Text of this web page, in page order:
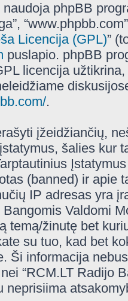
phpBB
Licencija (GPL)”
puslapio. phpBB
licencija
.
įžeidžiančių,
šalies kur
(banned) ir apie
IP adresas yra
Bangomis Valdomi
temą/žinutę bet
su tuo, kad bet
Ši informacija
“RCM.LT Radijo
neprisiima